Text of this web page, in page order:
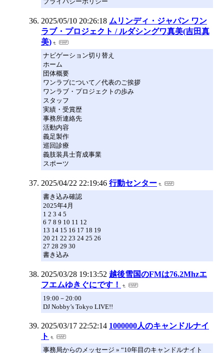
2025/05/10 20:26:18 ムリンディ・ジャパン ワン
ラブ・プロジェクト / ルダシングワ真美(吉田真
美)
ナビゲーション切り替え
ホーム
団体概要
ワンラブについて／代表のご挨拶
ワンラブ・プロジェクトの歩み
スタッフ
実績・受賞歴
事務所連絡先
活動内容
義足製作
巡回診療
義肢装具士育成事業
スポーツ
2025/04/22 22:19:46 行動センター
書き込み確認
2025年4月
1 2 3 4 5
6 7 8 9 10 11 12
13 14 15 16 17 18 19
20 21 22 23 24 25 26
27 28 29 30
書き込み
2025/03/28 19:13:52 越後雪国のFMは76.2Mhzエ
フエムゆきぐにです！
19:00－20:00
DJ Nobby’s Tokyo LIVE!!
2025/03/17 22:52:14 1000000人のキャンドルナイ
ト
事務局からのメッセージ » “10年目のキャンドルナイト